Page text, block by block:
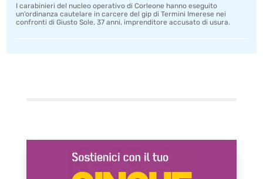
I carabinieri del nucleo operativo di Corleone hanno eseguito
un’ordinanza cautelare in carcere del gip di Termini Imerese nei
confronti di Giusto Sole, 37 anni, imprenditore accusato di usura.